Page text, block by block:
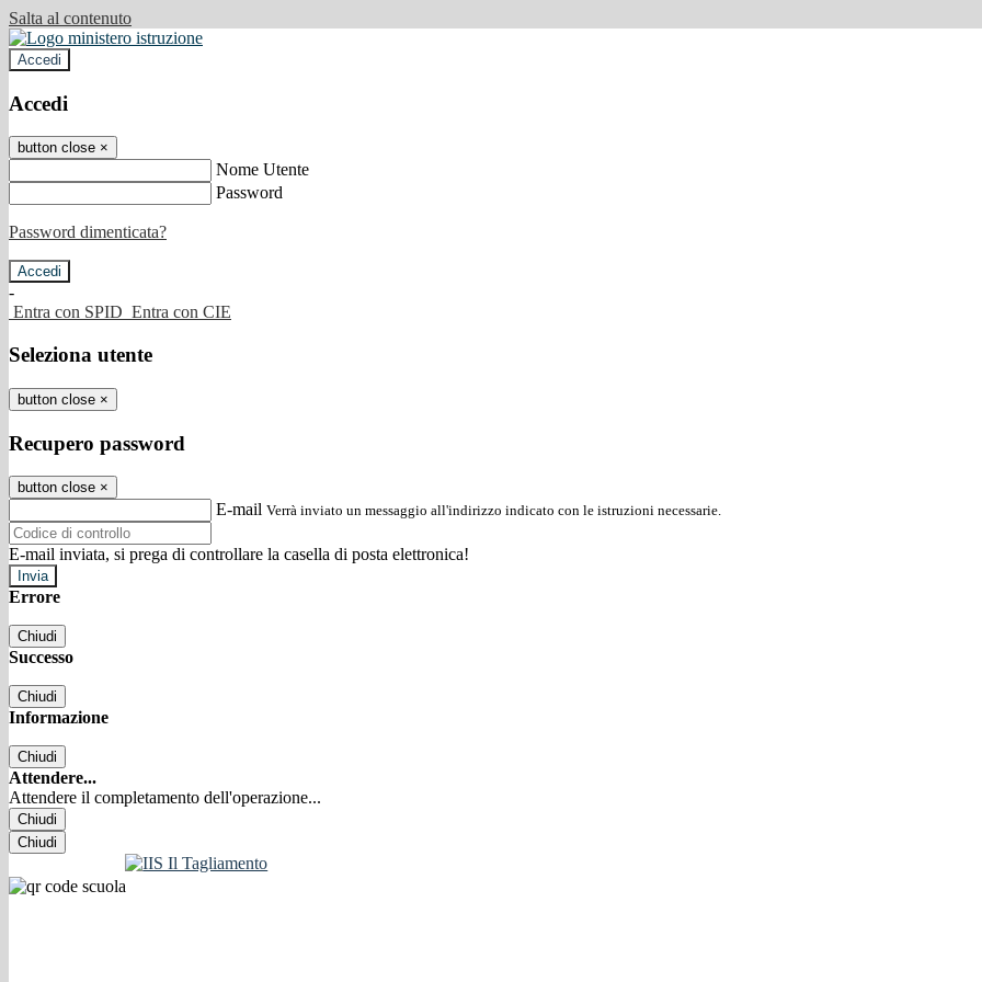
Salta al contenuto
Accedi
Accedi
button close ×
Nome Utente
Password
Password dimenticata?
-
Entra con SPID Entra con CIE
Seleziona utente
button close ×
Recupero password
button close ×
E-mail Verrà inviato un messaggio all'indirizzo indicato con le istruzioni necessarie.
E-mail inviata, si prega di controllare la casella di posta elettronica!
Errore
Chiudi
Successo
Chiudi
Informazione
Chiudi
Attendere...
Attendere il completamento dell'operazione...
Chiudi
Chiudi